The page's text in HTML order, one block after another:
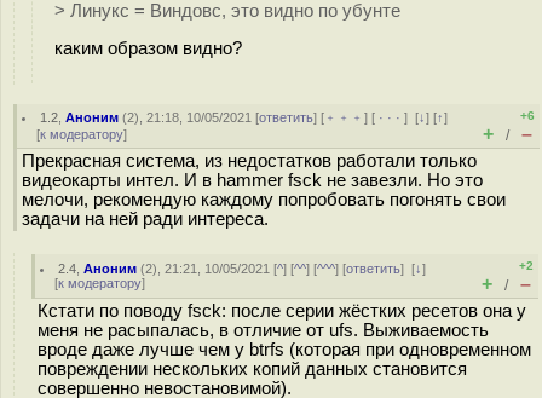
> Линукс = Виндовс, это видно по убунте
каким образом видно?
1.2 ,Аноним (2), 21:18, 10/05/2021 [ответить] [ ﹢﹢﹢] [ · · ·][↓] [↑]
[к модератору]
+6
+ / –
Прекрасная система, из недостатков работали только
видеокарты интел. И в hammer fsck не завезли. Но это
мелочи, рекомендую каждому попробовать погонять свои
задачи на ней ради интереса.
2.4 ,Аноним (2), 21:21, 10/05/2021 [^] [^^] [^^^] [ответить][↓]
[к модератору]
+2
+ / –
Кстати по поводу fsck: после серии жёстких ресетов она у
меня не расыпалась, в отличие от ufs. Выживаемость
вроде даже лучше чем у btrfs (которая при одновременном
повреждении нескольких копий данных становится
совершенно невостановимой).